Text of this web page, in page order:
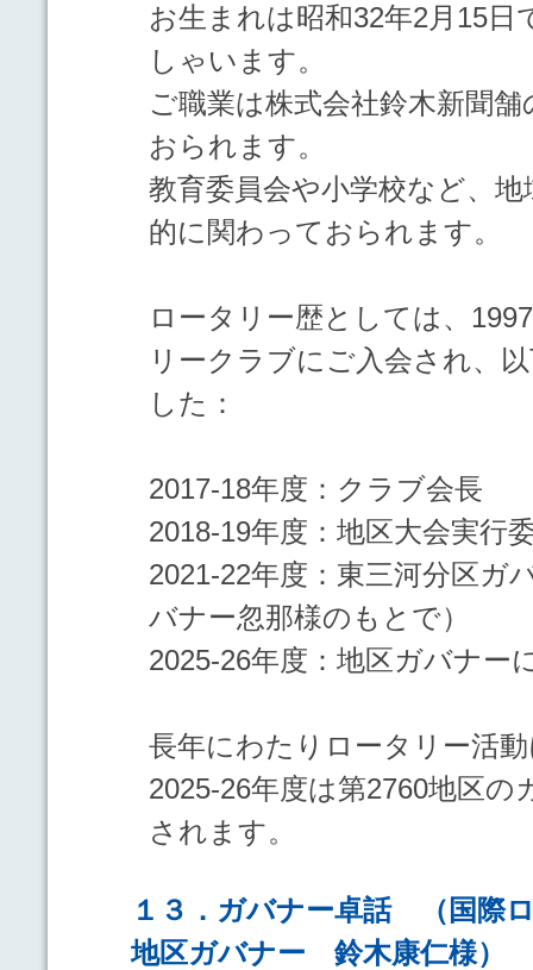
お生まれは昭和32年2月15日
しゃいます。
ご職業は株式会社鈴木新聞
おられます。
教育委員会や小学校など、
的に関わっておられます。
ロータリー歴としては、
リークラブにご入会され、
した：
2017-18年度：クラブ会長
2018-19年度：地区大会実行
2021-22年度：東三河分区ガ
バナー忽那様のもとで）
2025-26年度：地区ガバナー
長年にわたりロータリー活
2025-26年度は第2760地区
されます。
１３．ガバナー卓話 （国際
地区ガバナー 鈴木康仁様）